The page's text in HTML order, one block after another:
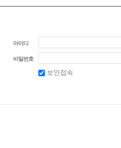
아이디
비밀번호
보안접속